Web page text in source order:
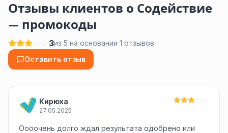
Отзывы клиентов о Содействие
— промокоды
3из 5 на основании 1 отзывов
Оставить отзыв
Кирюха
27.05.2025
Оооочень долго ждал результата одобрено или